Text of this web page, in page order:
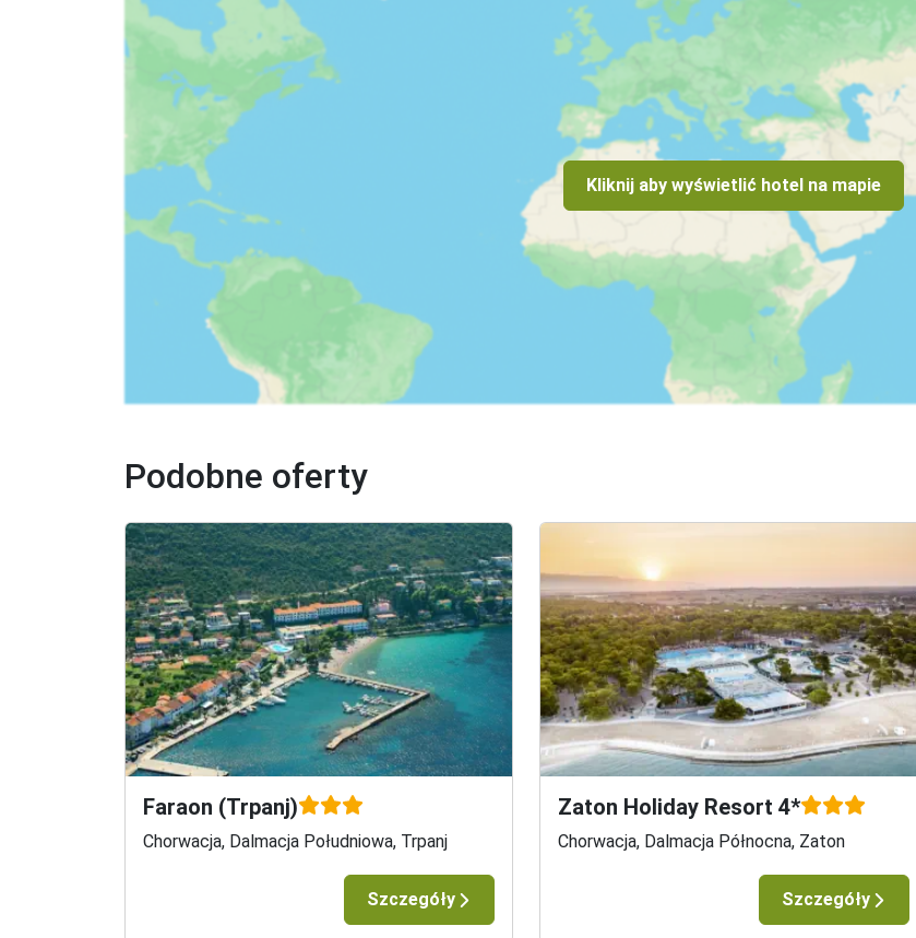
Kliknij aby wyświetlić hotel na mapie
Podobne oferty
Faraon (Trpanj)
Chorwacja, Dalmacja Południowa, Trpanj
Szczegóły
Zaton Holiday Resort 4*
Chorwacja, Dalmacja Północna, Zaton
Szczegóły